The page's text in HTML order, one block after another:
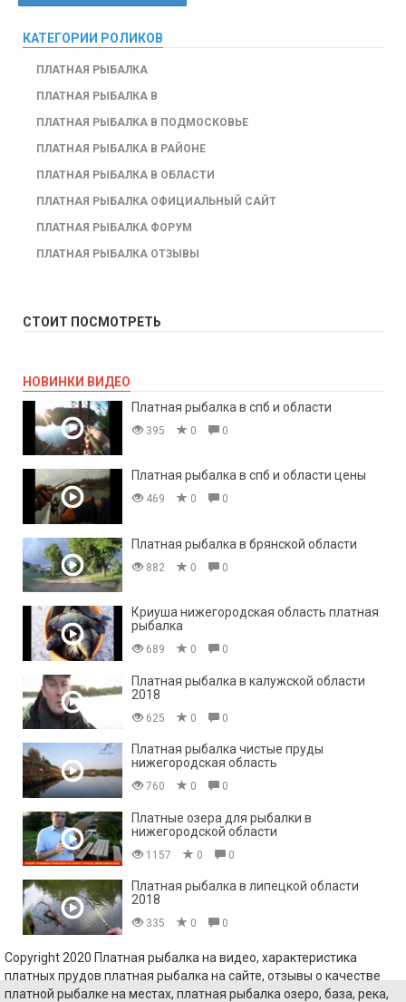
КАТЕГОРИИ РОЛИКОВ
ПЛАТНАЯ РЫБАЛКА
ПЛАТНАЯ РЫБАЛКА В
ПЛАТНАЯ РЫБАЛКА В ПОДМОСКОВЬЕ
ПЛАТНАЯ РЫБАЛКА В РАЙОНЕ
ПЛАТНАЯ РЫБАЛКА В ОБЛАСТИ
ПЛАТНАЯ РЫБАЛКА ОФИЦИАЛЬНЫЙ САЙТ
ПЛАТНАЯ РЫБАЛКА ФОРУМ
ПЛАТНАЯ РЫБАЛКА ОТЗЫВЫ
СТОИТ ПОСМОТРЕТЬ
НОВИНКИ ВИДЕО
Платная рыбалка в спб и области
395 0 0
Платная рыбалка в спб и области цены
469 0 0
Платная рыбалка в брянской области
882 0 0
Криуша нижегородская область платная
рыбалка
689 0 0
Платная рыбалка в калужской области
2018
625 0 0
Платная рыбалка чистые пруды
нижегородская область
760 0 0
Платные озера для рыбалки в
нижегородской области
1157 0 0
Платная рыбалка в липецкой области
2018
335 0 0
Copyright 2020 Платная рыбалка на видео, характеристика
платных прудов платная рыбалка на сайте, отзывы о качестве
платной рыбалке на местах, платная рыбалка озеро, база, река,